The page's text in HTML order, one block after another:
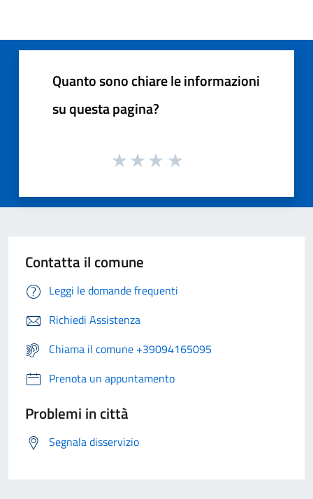
Quanto sono chiare le informazioni
su questa pagina?
Contatta il comune
Leggi le domande frequenti
Richiedi Assistenza
Chiama il comune +39094165095
Prenota un appuntamento
Problemi in città
Segnala disservizio